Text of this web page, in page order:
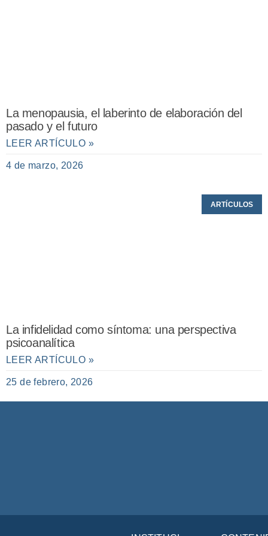
La menopausia, el laberinto de elaboración del
pasado y el futuro
LEER ARTÍCULO »
4 de marzo, 2026
ARTÍCULOS
La infidelidad como síntoma: una perspectiva
psicoanalítica
LEER ARTÍCULO »
25 de febrero, 2026